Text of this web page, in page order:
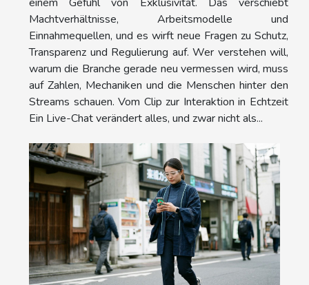
einem Gefühl von Exklusivität. Das verschiebt
Machtverhältnisse, Arbeitsmodelle und
Einnahmequellen, und es wirft neue Fragen zu Schutz,
Transparenz und Regulierung auf. Wer verstehen will,
warum die Branche gerade neu vermessen wird, muss
auf Zahlen, Mechaniken und die Menschen hinter den
Streams schauen. Vom Clip zur Interaktion in Echtzeit
Ein Live-Chat verändert alles, und zwar nicht als...